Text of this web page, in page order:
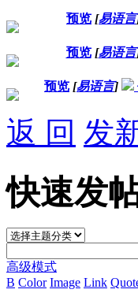
预览 [易语言
预览 [易语言
预览 [易语言]
返 回 发
快速发
高级模式
B Color Image Link